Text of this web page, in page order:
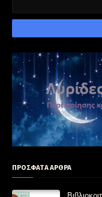
ΠΡΟΣΦΑΤΑ ΑΡΘΡΑ